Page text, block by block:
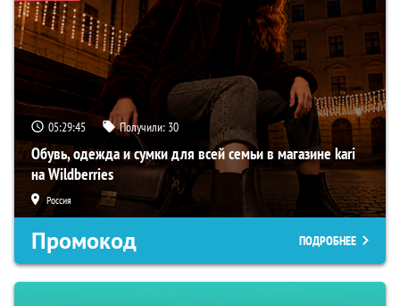
05:29:44 Получили: 30
Обувь, одежда и сумки для всей семьи в магазине kari
на Wildberries
Россия
Промокод ПОДРОБНЕЕ